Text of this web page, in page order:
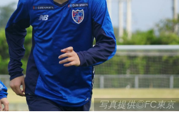
写真提供◎FC東京